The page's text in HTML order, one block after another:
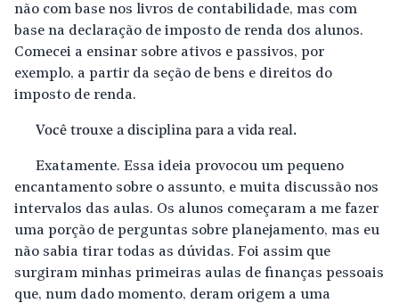
não com base nos livros de contabilidade, mas com
base na declaração de imposto de renda dos alunos.
Comecei a ensinar sobre ativos e passivos, por
exemplo, a partir da seção de bens e direitos do
imposto de renda.
Você trouxe a disciplina para a vida real.
Exatamente. Essa ideia provocou um pequeno
encantamento sobre o assunto, e muita discussão nos
intervalos das aulas. Os alunos começaram a me fazer
uma porção de perguntas sobre planejamento, mas eu
não sabia tirar todas as dúvidas. Foi assim que
surgiram minhas primeiras aulas de finanças pessoais
que, num dado momento, deram origem a uma